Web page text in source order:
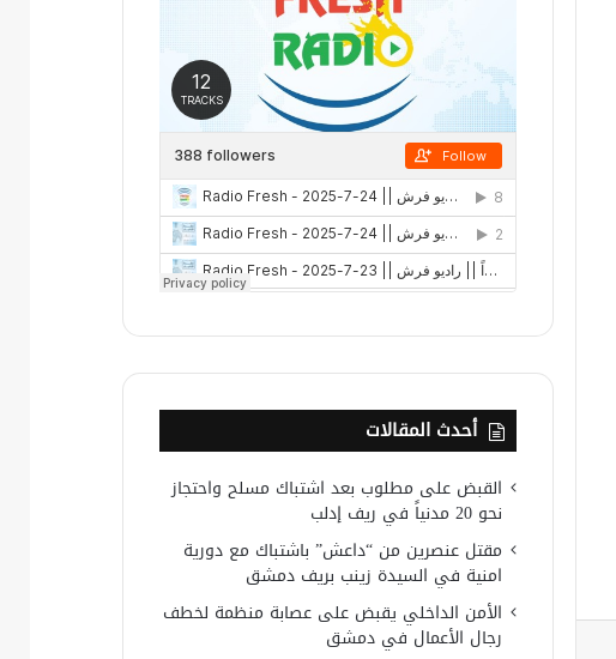
أحدث المقالات
القبض على مطلوب بعد اشتباك مسلح واحتجاز
نحو 20 مدنياً في ريف إدلب
مقتل عنصرين من “داعش” باشتباك مع دورية
امنية في السيدة زينب بريف دمشق
الأمن الداخلي يقبض على عصابة منظمة لخطف
رجال الأعمال في دمشق